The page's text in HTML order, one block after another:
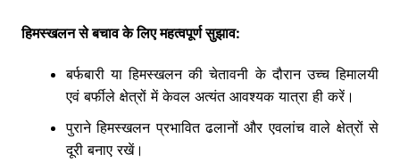
हिमस्खलन से बचाव के लिए महत्वपूर्ण सुझाव:
बर्फबारी या हिमस्खलन की चेतावनी के दौरान उच्च हिमालयी
एवं बर्फीले क्षेत्रों में केवल अत्यंत आवश्यक यात्रा ही करें।
पुराने हिमस्खलन प्रभावित ढलानों और एवलांच वाले क्षेत्रों से
दूरी बनाए रखें।